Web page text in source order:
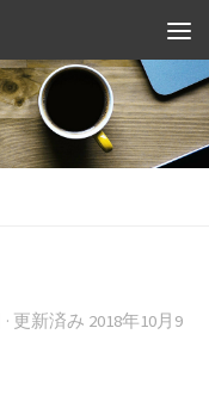
· 更新済み 2018年10月9